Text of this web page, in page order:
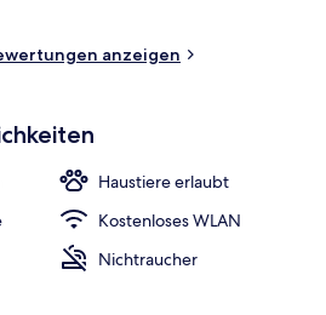
anzeigen
Haustiere erlaubt
Kostenloses WLAN
Nichtraucher